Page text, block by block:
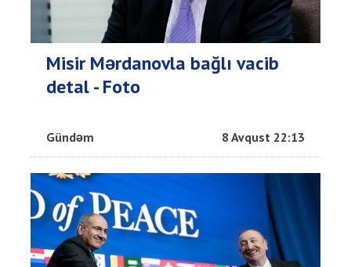
Misir Mərdanovla bağlı vacib
detal - Foto
Gündəm 8 Avqust 22:13